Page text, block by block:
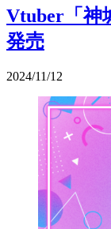
Vtuber「神
発売
2024/11/12